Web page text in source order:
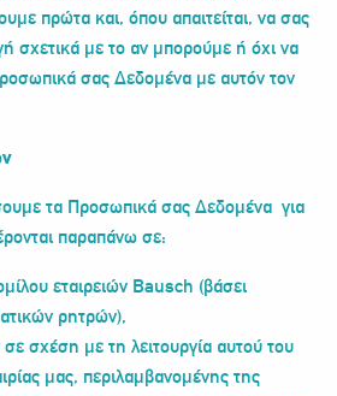
πρώτα και, όπου απαιτείται, να σας
σχετικά με το αν μπορούμε ή όχι να
σας Δεδομένα με αυτόν τον
τα Προσωπικά σας Δεδομένα για
παραπάνω σε:
εταιρειών Bausch (βάσει
ρητρών),
σχέση με τη λειτουργία αυτού του
μας, περιλαμβανομένης της